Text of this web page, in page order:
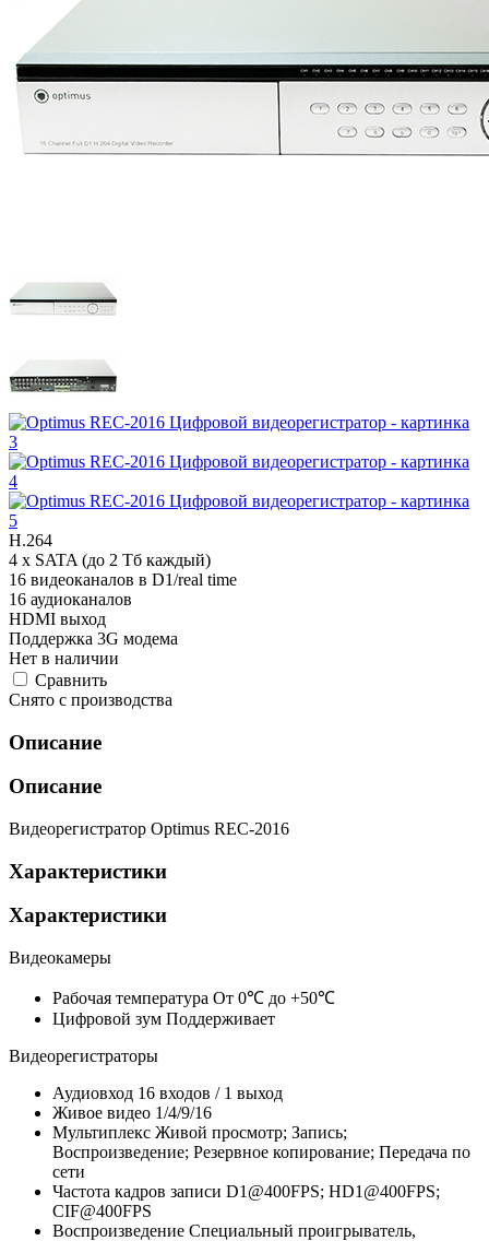
H.264
4 x SATA (до 2 Тб каждый)
16 видеоканалов в D1/real time
16 аудиоканалов
HDMI выход
Поддержка 3G модема
Нет в наличии
Cравнить
Снято с производства
Описание
Описание
Видеорегистратор Optimus REC-2016
Характеристики
Характеристики
Видеокамеры
Рабочая температура От 0℃ до +50℃
Цифровой зум Поддерживает
Видеорегистраторы
Аудиовход 16 входов / 1 выход
Живое видео 1/4/9/16
Мультиплекс Живой просмотр; Запись;
Воспроизведение; Резервное копирование; Передача по
сети
Частота кадров записи D1@400FPS; HD1@400FPS;
CIF@400FPS
Воспроизведение Специальный проигрыватель,